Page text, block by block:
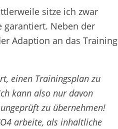
sitze ich zwar
garantiert. Neben der
Adaption an das Training
einen Trainingsplan zu
kann also nur davon
zu übernehmen!
arbeite, als inhaltliche